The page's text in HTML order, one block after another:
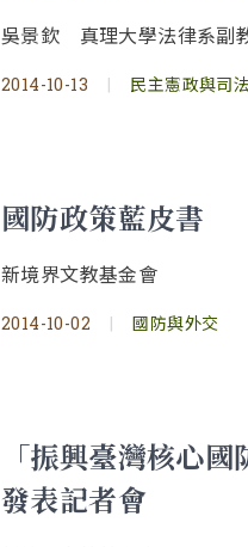
吳景欽 真理大學法律系副
2014-10-13 | 民主憲政與司法
國防政策藍皮書
新境界文教基金會
2014-10-02 | 國防與外交
「振興臺灣核心
發表記者會